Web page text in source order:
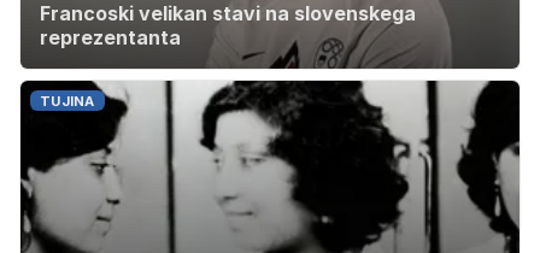
Francoski velikan stavi na slovenskega
reprezentanta
TUJINA